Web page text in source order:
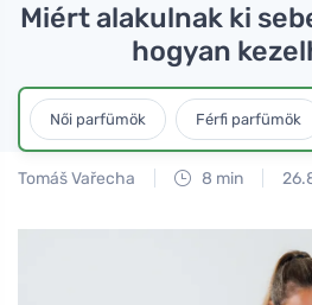
Miért alakulnak ki
hogyan
Női parfümök Férfi parfümök
Tomáš Vařecha 8 min